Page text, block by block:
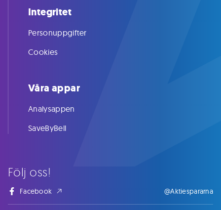
Följ oss!
Facebook @Aktiespararna
Integritet
Personuppgifter
Cookies
Våra appar
Analysappen
SaveByBell